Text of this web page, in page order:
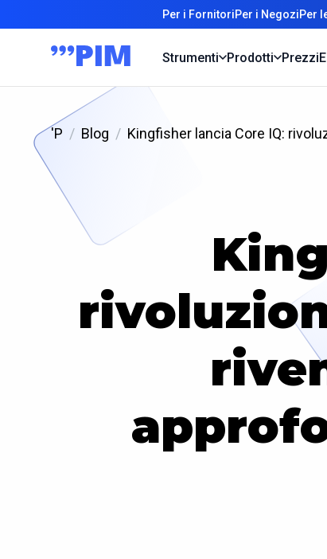
Per i FornitoriPer i NegoziPer
Strumenti Prodotti Prezzi
'P Blog Kingfisher lancia Core IQ: